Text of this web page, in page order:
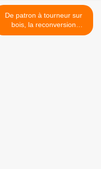
De patron à tourneur sur
bois, la reconversion
heureuse de Claude Choux